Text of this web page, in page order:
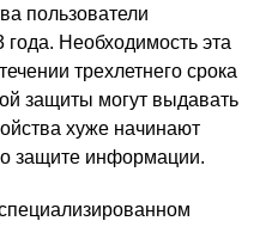
пользователи
Необходимость эта
трехлетнего срока
защиты могут выдавать
хуже начинают
защите информации.